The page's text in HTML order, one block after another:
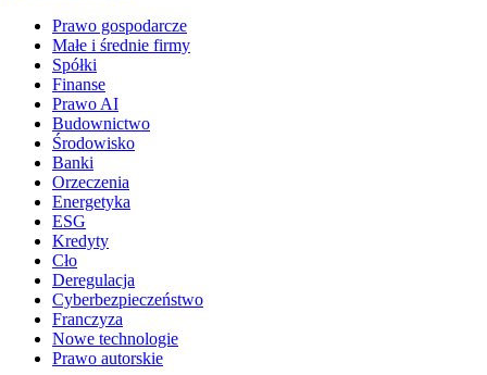
Prawo gospodarcze
Małe i średnie firmy
Spółki
Finanse
Prawo AI
Budownictwo
Środowisko
Banki
Orzeczenia
Energetyka
ESG
Kredyty
Cło
Deregulacja
Cyberbezpieczeństwo
Franczyza
Nowe technologie
Prawo autorskie